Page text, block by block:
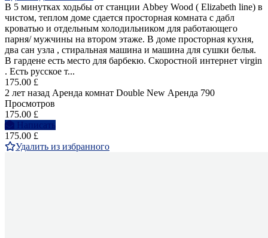
В 5 минутках ходьбы от станции Abbey Wood ( Elizabeth line) в
чистом, теплом доме сдается просторная комната с дабл
кроватью и отдельным холодильником для работающего
парня/ мужчины на втором этаже. В доме просторная кухня,
два сан узла , стиральная машина и машина для сушки белья.
В гардене есть место для барбекю. Скоростной интернет virgin
. Есть русское т...
175.00 £
2 лет назад Аренда комнат Double New Аренда 790
Просмотров
175.00 £
Написать
175.00 £
Удалить из избранного